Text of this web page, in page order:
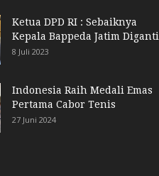
Ketua DPD RI : Sebaiknya
Kepala Bappeda Jatim Diganti
8 Juli 2023
Indonesia Raih Medali Emas
Pertama Cabor Tenis
27 Juni 2024